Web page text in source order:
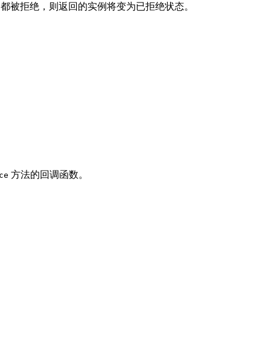
被拒绝，则返回的实例将变为已拒绝状态。
方法的回调函数。